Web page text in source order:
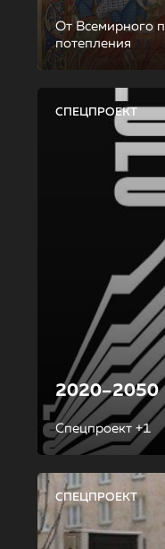
От Всемирного
потепления
СПЕЦПРОЕКТ
2020–2050
Спецпроект +1
СПЕЦПРОЕКТ